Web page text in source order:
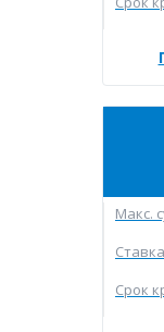
Макc.
Ставка
Срок